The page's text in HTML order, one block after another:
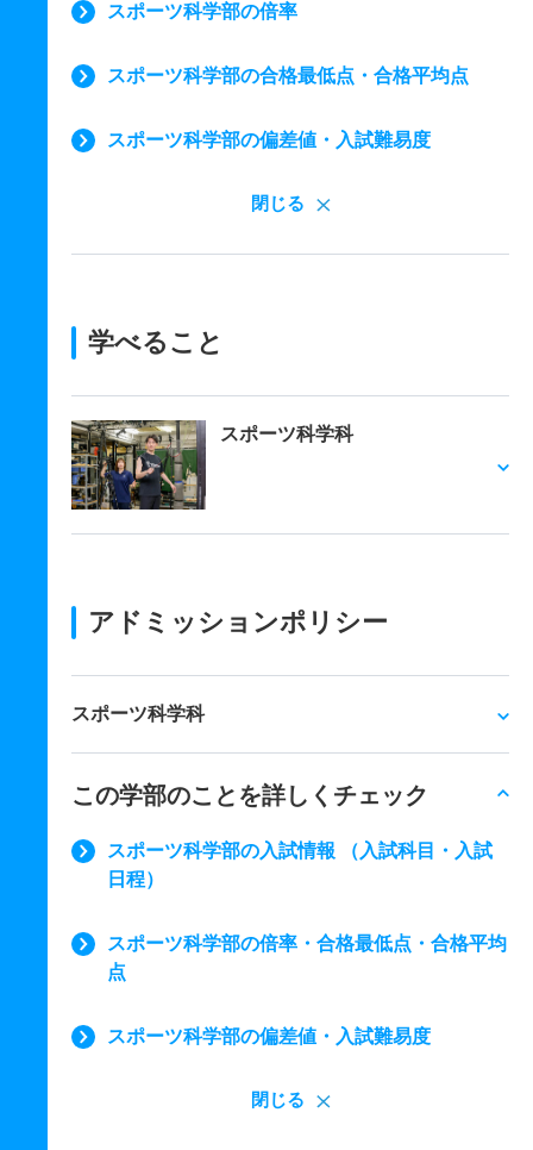
スポーツ科学部の倍率
スポーツ科学部の合格最低点・合格平均点
スポーツ科学部の偏差値・入試難易度
閉じる
学べること
スポーツ科学科
アドミッションポリシー
スポーツ科学科
この学部のことを詳しくチェック
スポーツ科学部の入試情報 （入試科目・入試
日程）
スポーツ科学部の倍率・合格最低点・合格平均
点
スポーツ科学部の偏差値・入試難易度
閉じる